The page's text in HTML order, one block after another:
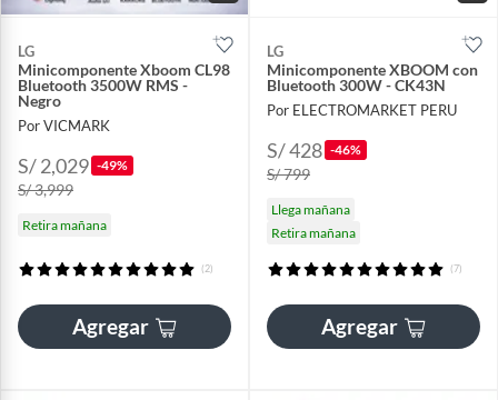
LG
Minicomponente Xboom CL98
Bluetooth 3500W RMS -
Negro
Por VICMARK
S/ 2,029 -49%
S/ 3,999
Retira mañana
(2)
Agregar
LG
Minicomponente XBOOM con
Bluetooth 300W - CK43N
Por ELECTROMARKET PERU
S/ 428 -46%
S/ 799
Llega mañana
Retira mañana
(7)
Agregar